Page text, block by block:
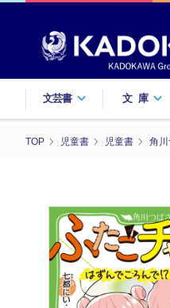
文芸書 文庫
TOP 児童書 児童書 角